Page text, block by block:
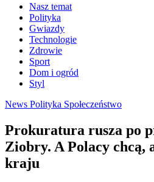
Nasz temat
Polityka
Gwiazdy
Technologie
Zdrowie
Sport
Dom i ogród
Styl
News Polityka Społeczeństwo
Prokuratura rusza po
Ziobry. A Polacy chcą,
kraju